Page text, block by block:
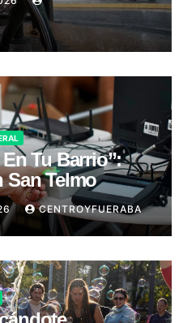
Tu Barrio”:
San Telmo
CENTROYFUERABA